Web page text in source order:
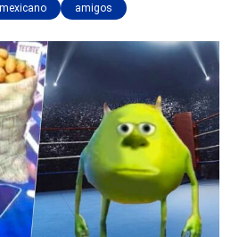
amigos